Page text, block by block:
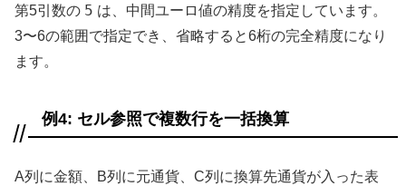
第5引数の 5 は、中間ユーロ値の精度を指定しています。
3〜6の範囲で指定でき、省略すると6桁の完全精度になり
ます。
例4: セル参照で複数行を一括換算
A列に金額、B列に元通貨、C列に換算先通貨が入った表